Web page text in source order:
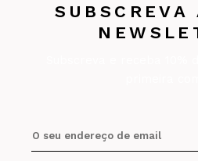
SUBSCREVA